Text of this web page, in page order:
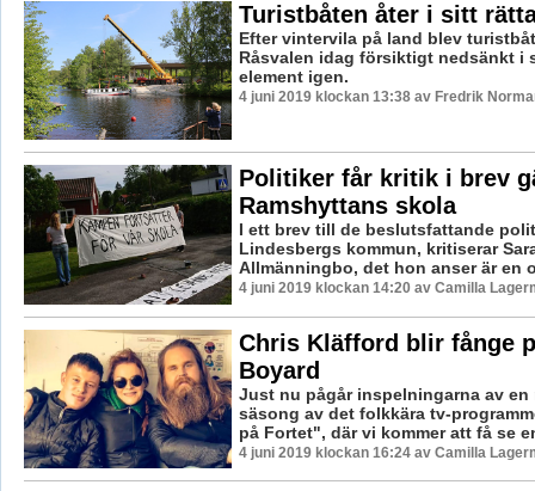
Turistbåten åter i sitt
Efter vintervila på land blev
Råsvalen idag försiktigt nedsänkt i
element igen.
4 juni 2019 klockan 13:38 av Fredrik
Politiker får kritik i brev
Ramshyttans skola
I ett brev till de beslutsfattande
Lindesbergs kommun, kritiserar
Allmänningbo, det hon anser är en
4 juni 2019 klockan 14:20 av Camilla
Chris Kläfford blir fånge
Boyard
Just nu pågår inspelningarna av en
säsong av det folkkära tv-
på Fortet", där vi kommer att få se
4 juni 2019 klockan 16:24 av Camilla